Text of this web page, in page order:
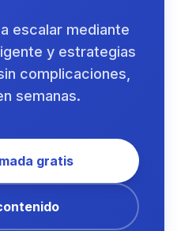
escalar mediante
y estrategias
complicaciones,
semanas.
gratis